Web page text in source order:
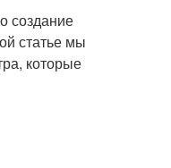
создание
статье мы
которые